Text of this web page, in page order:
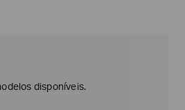
disponíveis.